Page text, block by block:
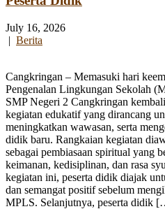
July 16, 2026
| Berita
Cangkringan – Memasuki hari
Pengenalan Lingkungan Sekolah
SMP Negeri 2 Cangkringan
kegiatan edukatif yang dirancang
meningkatkan wawasan, serta
didik baru. Rangkaian kegiatan
sebagai pembiasaan spiritual yang
keimanan, kedisiplinan, dan rasa
kegiatan ini, peserta didik diajak
dan semangat positif sebelum
MPLS. Selanjutnya, peserta didik